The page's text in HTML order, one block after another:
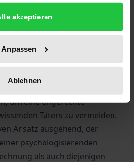
akzeptieren
Anpassen
Ablehnen
und untersucht diese
und praktischer Hinsicht.
die Hauptlehren zur
sowohl im
Konsistenz als auch
um eine ungerechte
Täters zu vermeiden.
Ansatz ausgehend, der
psychologisierenden
als auch diejenigen